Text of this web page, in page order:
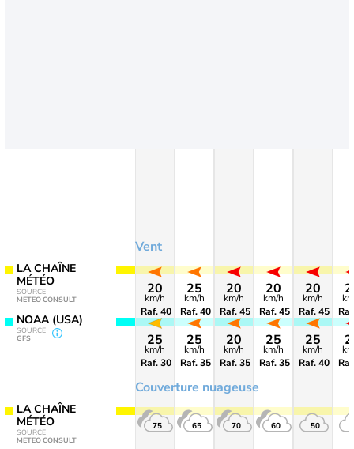
LA CHAÎNE
MÉTÉO
SOURCE
METEO CONSULT
NOAA (USA)
SOURCE
GFS
LA CHAÎNE
MÉTÉO
SOURCE
METEO CONSULT
Vent
Couverture nuageuse
20
km/h
Raf. 40
25
km/h
Raf. 30
75
25
km/h
Raf. 40
25
km/h
Raf. 35
65
20
km/h
Raf. 45
20
km/h
Raf. 35
70
20
km/h
Raf. 45
25
km/h
Raf. 35
60
20
km/h
Raf. 45
25
km/h
Raf. 40
50